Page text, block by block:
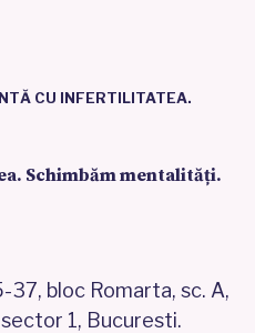
CU INFERTILITATEA.
Schimbăm mentalități.
bloc Romarta, sc. A,
1, Bucuresti.